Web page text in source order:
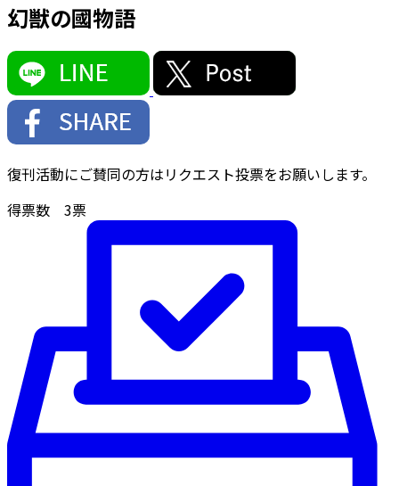
幻獣の國物語
復刊活動にご賛同の方はリクエスト投票をお願いします。
得票数 3票